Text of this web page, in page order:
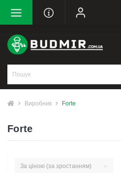
Виробник Forte
Forte